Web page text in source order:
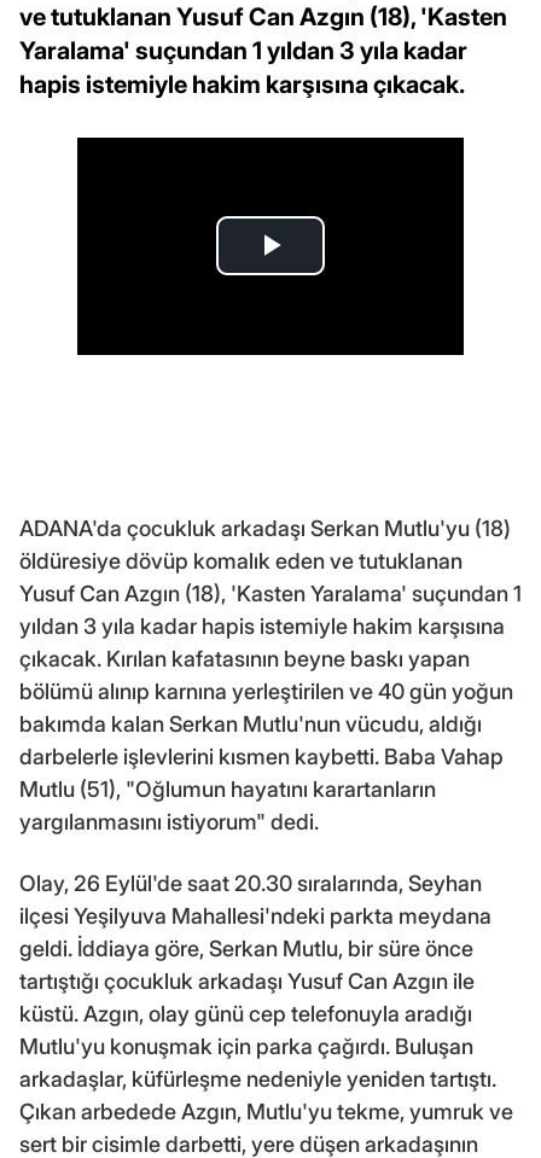
ve tutuklanan Yusuf Can Azgın (18), 'Kasten
Yaralama' suçundan 1 yıldan 3 yıla kadar
hapis istemiyle hakim karşısına çıkacak.
ADANA'da çocukluk arkadaşı Serkan Mutlu'yu (18)
öldüresiye dövüp komalık eden ve tutuklanan
Yusuf Can Azgın (18), 'Kasten Yaralama' suçundan 1
yıldan 3 yıla kadar hapis istemiyle hakim karşısına
çıkacak. Kırılan kafatasının beyne baskı yapan
bölümü alınıp karnına yerleştirilen ve 40 gün yoğun
bakımda kalan Serkan Mutlu'nun vücudu, aldığı
darbelerle işlevlerini kısmen kaybetti. Baba Vahap
Mutlu (51), "Oğlumun hayatını karartanların
yargılanmasını istiyorum" dedi.
Olay, 26 Eylül'de saat 20.30 sıralarında, Seyhan
ilçesi Yeşilyuva Mahallesi'ndeki parkta meydana
geldi. İddiaya göre, Serkan Mutlu, bir süre önce
tartıştığı çocukluk arkadaşı Yusuf Can Azgın ile
küstü. Azgın, olay günü cep telefonuyla aradığı
Mutlu'yu konuşmak için parka çağırdı. Buluşan
arkadaşlar, küfürleşme nedeniyle yeniden tartıştı.
Çıkan arbedede Azgın, Mutlu'yu tekme, yumruk ve
sert bir cisimle darbetti, yere düşen arkadaşının